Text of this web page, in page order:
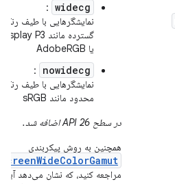
widecg
:
نمایشگرهایی با طیف رنگی
گسترده مانند Display P3
یا AdobeRGB
nowidecg
:
نمایشگرهایی با طیف رنگی
محدود مانند sRGB
در سطح API 26 اضافه شد.
همچنین به روش پیکربندی
مراجعه کنید، که نشان می‌دهد آیا